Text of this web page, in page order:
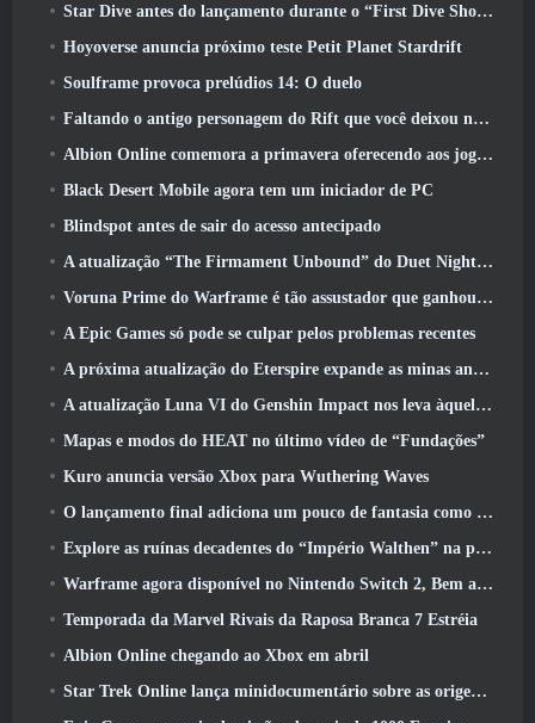
Star Dive antes do lançamento durante o “First Dive Show”
Hoyoverse anuncia próximo teste Petit Planet Stardrift
Soulframe provoca prelúdios 14: O duelo
Faltando o antigo personagem do Rift que você deixou no servidor morto? Gamigo tem uma solução para isso
Albion Online comemora a primavera oferecendo aos jogadores uma linda montaria de coelhinho
Black Desert Mobile agora tem um iniciador de PC
Blindspot antes de sair do acesso antecipado
A atualização “The Firmament Unbound” do Duet Night Abyss encerra o enredo de Huaxu
Voruna Prime do Warframe é tão assustador que ganhou seu próprio trailer da Red Band
A Epic Games só pode se culpar pelos problemas recentes
A próxima atualização do Eterspire expande as minas anãs e oferece uma revisão completa do combate aos chefes
A atualização Luna VI do Genshin Impact nos leva àquele lugar sobre o qual Mondstadt continua falando, mas nunca vimos
Mapas e modos do HEAT no último vídeo de “Fundações”
Kuro anuncia versão Xbox para Wuthering Waves
O lançamento final adiciona um pouco de fantasia como temporada 10 Lançamentos
Explore as ruínas decadentes do “Império Walthen” na próxima grande atualização do RAVEN2
Warframe agora disponível no Nintendo Switch 2, Bem a tempo para o lançamento do Shadowgrapher
Temporada da Marvel Rivais da Raposa Branca 7 Estréia
Albion Online chegando ao Xbox em abril
Star Trek Online lança minidocumentário sobre as origens da Federação para comemorar o 16º aniversário